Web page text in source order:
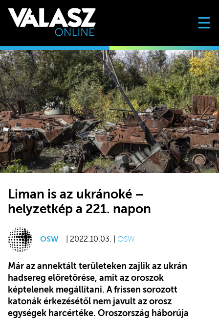
☰
Liman is az ukránoké –
helyzetkép a 221. napon
OSW | 2022.10.03. | OSW
Már az annektált területeken zajlik az ukrán
hadsereg előretörése, amit az oroszok
képtelenek megállítani. A frissen sorozott
katonák érkezésétől nem javult az orosz
egységek harcértéke. Oroszország háborúja